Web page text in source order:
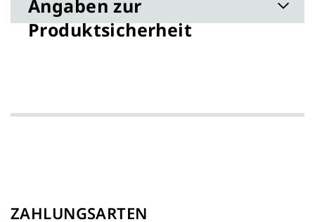
Angaben zur
Produktsicherheit
ZAHLUNGSARTEN